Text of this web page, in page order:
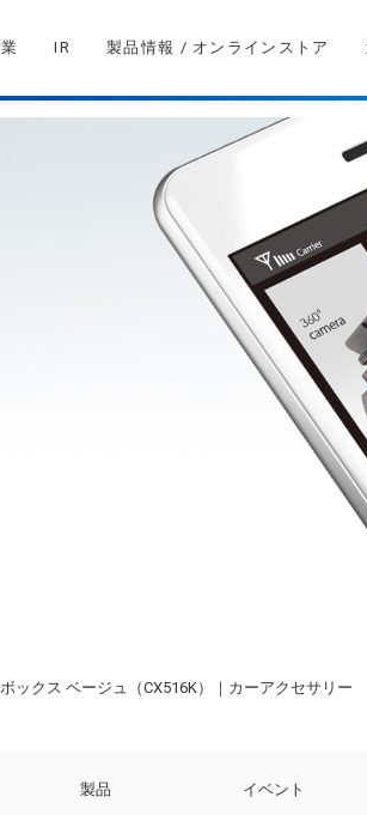
IR 製品情報 / オンラインストア
ックス ベージュ（CX516K）｜カーアクセサリー
製品 イベント